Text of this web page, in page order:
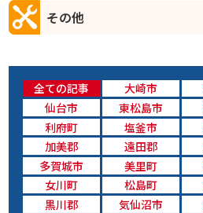
その他
全ての記事 大崎市
仙台市
東松島市
利府町
塩釜市
加美郡
遠田郡
多賀城市
美里町
女川町
松島町
黒川郡
気仙沼市